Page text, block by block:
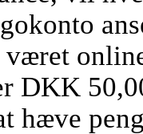
været
DKK
hæve